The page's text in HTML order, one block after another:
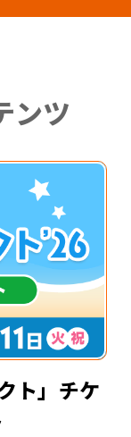
ンツ
ト」チケ